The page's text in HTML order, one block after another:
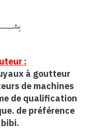
:
à goutteur
de machines
de qualification
de préférence